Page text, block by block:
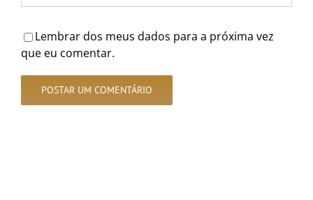
Lembrar dos meus dados para a próxima vez
que eu comentar.